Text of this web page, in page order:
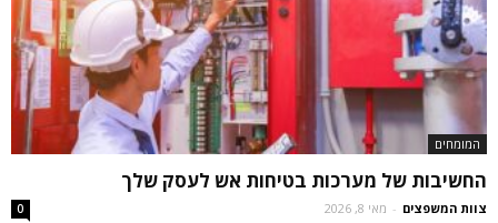
המומחים
החשיבות של מערכות בטיחות אש לעסק שלך
צוות המשפצים - מאי 8, 2026 0